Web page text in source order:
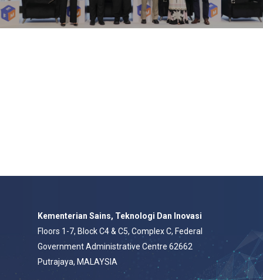
Kementerian Sains, Teknologi Dan Inovasi
Floors 1-7, Block C4 & C5, Complex C, Federal
Government Administrative Centre 62662
Putrajaya, MALAYSIA